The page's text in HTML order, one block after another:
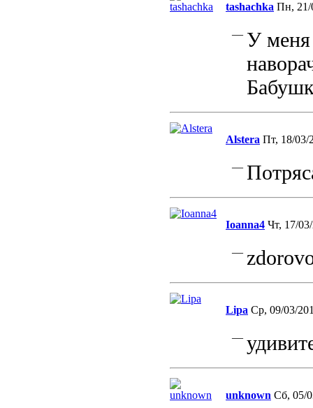
tashachka Пн, 21/
— У меня
Alstera Пт, 18/03/
—
Ioanna4 Чт, 17/
—
Lipa Ср, 09/03/
—
unknown Сб, 05/